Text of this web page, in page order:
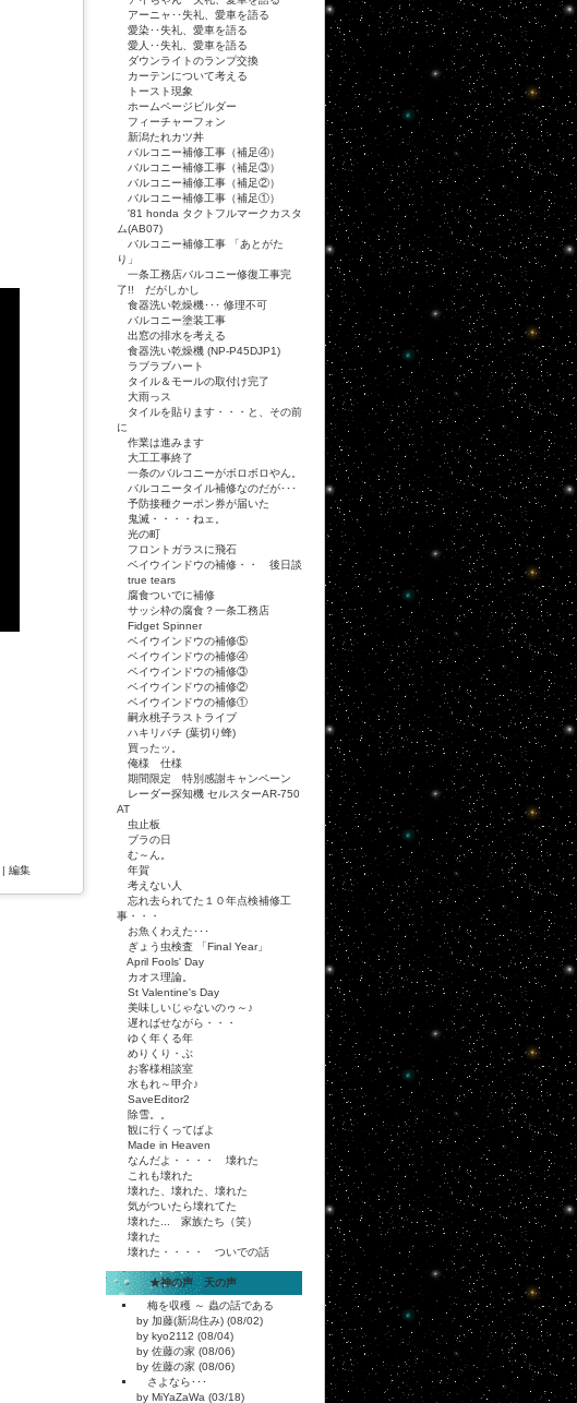
| 編集
アーニャ･･失礼、愛車を語る
愛染･･失礼、愛車を語る
愛人･･失礼、愛車を語る
ダウンライトのランプ交換
カーテンについて考える
トースト現象
ホームページビルダー
フィーチャーフォン
新潟たれカツ丼
バルコニー補修工事（補足④）
バルコニー補修工事（補足③）
バルコニー補修工事（補足②）
バルコニー補修工事（補足①）
'81 honda タクトフルマークカスタ
ム(AB07)
バルコニー補修工事 「あとがた
り」
一条工務店バルコニー修復工事完
了!! だがしかし
食器洗い乾燥機･･･ 修理不可
バルコニー塗装工事
出窓の排水を考える
食器洗い乾燥機 (NP-P45DJP1)
ラブラブハート
タイル＆モールの取付け完了
大雨っス
タイルを貼ります・・・と、その前
に
作業は進みます
大工工事終了
一条のバルコニーがボロボロやん。
バルコニータイル補修なのだが･･･
予防接種クーポン券が届いた
鬼滅・・・・ねェ。
光の町
フロントガラスに飛石
ベイウインドウの補修・・ 後日談
true tears
腐食ついでに補修
サッシ枠の腐食？一条工務店
Fidget Spinner
ベイウインドウの補修⑤
ベイウインドウの補修④
ベイウインドウの補修③
ベイウインドウの補修②
ベイウインドウの補修①
嗣永桃子ラストライブ
ハキリバチ (葉切り蜂)
買ったッ。
俺様 仕様
期間限定 特別感謝キャンペーン
レーダー探知機 セルスターAR-750
AT
虫止板
ブラの日
む～ん。
年賀
考えない人
忘れ去られてた１０年点検補修工
事・・・
お魚くわえた･･･
ぎょう虫検査 「Final Year」
April Fools' Day
カオス理論。
St Valentine's Day
美味しいじゃないのゥ～♪
遅ればせながら・・・
ゆく年くる年
めりくり・ぶ
お客様相談室
水もれ～甲介♪
SaveEditor2
除雪。。
観に行くってばよ
Made in Heaven
なんだよ・・・・ 壊れた
これも壊れた
壊れた、壊れた、壊れた
気がついたら壊れてた
壊れた... 家族たち（笑）
壊れた
壊れた・・・・ ついでの話
★神の声 天の声
梅を収穫 ～ 蟲の話である
by 加藤(新潟住み) (08/02)
by kyo2112 (08/04)
by 佐藤の家 (08/06)
by 佐藤の家 (08/06)
さよなら･･･
by MiYaZaWa (03/18)